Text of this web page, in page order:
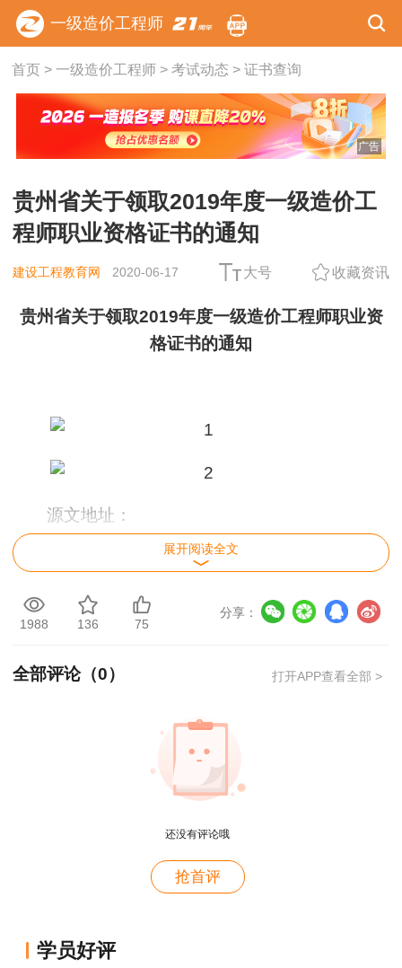
一级造价工程师
首页> 一级造价工程师> 考试动态 > 证书查询
广告
贵州省关于领取2019年度一级造价工
程师职业资格证书的通知
建设工程教育网 2020-06-17 大号 收藏资讯
贵州省关于领取2019年度一级造价工程师职业资
格证书的通知
源文地址：
http://zfcxjst.guizhou.gov.cn/jszx/gggs/qt/202006/
展开阅读全文
1988 136 75
分享：
全部评论（0） 打开APP查看全部 >
还没有评论哦
抢首评
学员好评
用户m2****88
一如既往的好
用户m1****68
王老师越来越年轻了
王英老师讲的很好
用户m9****66
讲的非常易懂
用户m6****88
老师的课讲的真好，谢谢王英老师
用户m1****96
老师讲得非常好，老师在讲义上分析书写的时候尽量
用户m1****96
真的是把学习变成自己能理解的语言最重要！
太喜欢王英老师了
平台历史购买的课程，老师讲的多非常好
心，听了老师的课很有收获，谢谢老师的付出和努
用户m2****66